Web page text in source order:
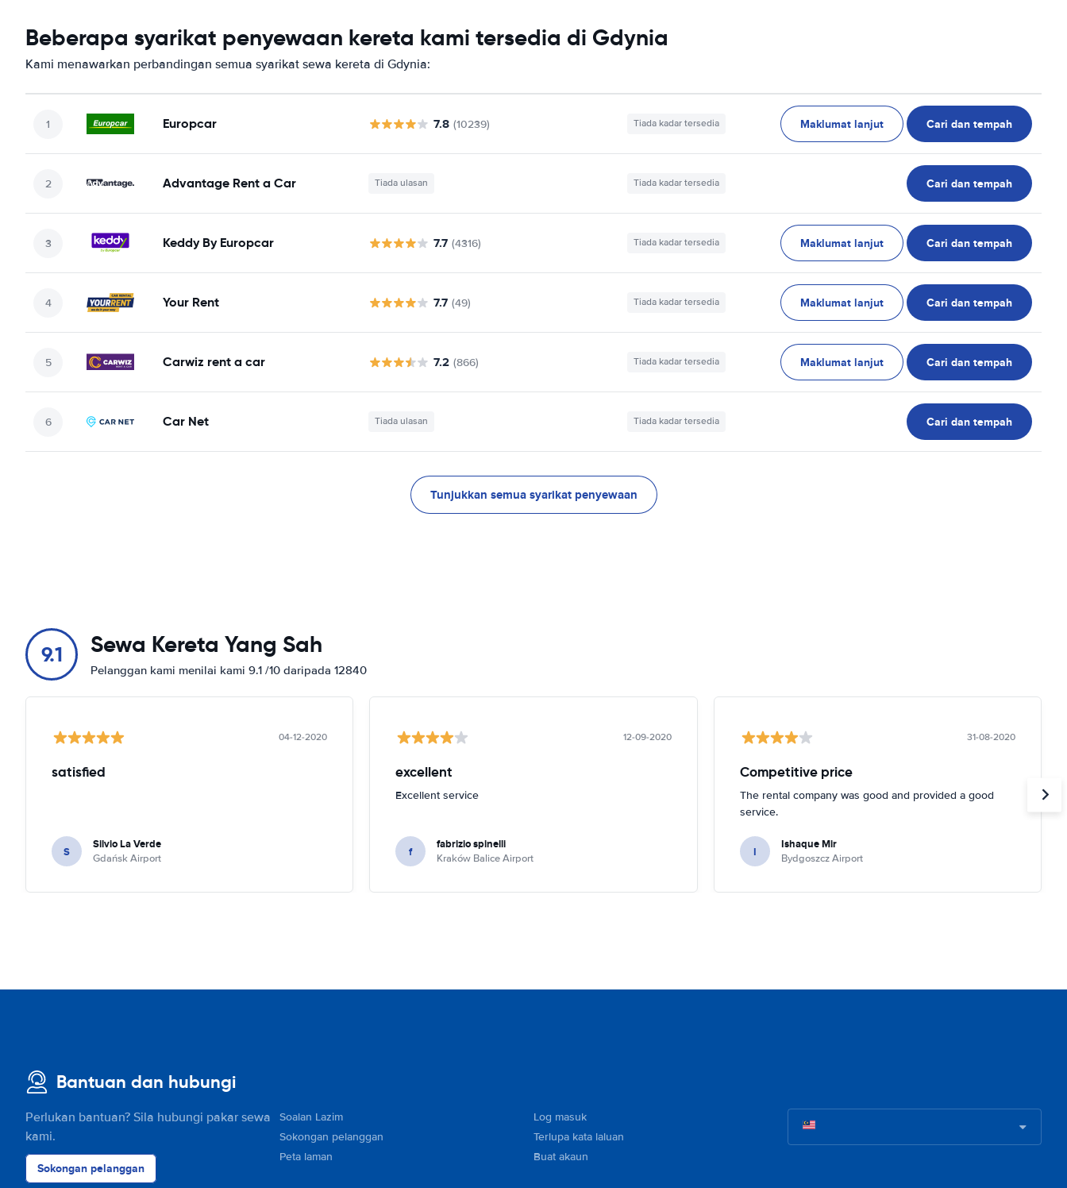
Beberapa syarikat penyewaan kereta kami tersedia di Gdynia
Kami menawarkan perbandingan semua syarikat sewa kereta di Gdynia:
Europcar 7.8 (10239) Tiada kadar tersedia Maklumat lanjut Cari dan tempah
Advantage Rent a Car Tiada ulasan Tiada kadar tersedia Cari dan tempah
Keddy By Europcar 7.7 (4316) Tiada kadar tersedia Maklumat lanjut Cari dan tempah
Your Rent 7.7 (49) Tiada kadar tersedia Maklumat lanjut Cari dan tempah
Carwiz rent a car 7.2 (866) Tiada kadar tersedia Maklumat lanjut Cari dan tempah
Car Net Tiada ulasan Tiada kadar tersedia Cari dan tempah
Tunjukkan semua syarikat penyewaan
9.1 Sewa Kereta Yang Sah
Pelanggan kami menilai kami 9.1 /10 daripada 12840
04-12-2020
satisfied
S Silvio La Verde
Gdańsk Airport
12-09-2020
excellent
Excellent service
f fabrizio spinelli
Kraków Balice Airport
31-08-2020
Competitive price
The rental company was good and provided a good
service.
I Ishaque Mir
Bydgoszcz Airport
Bantuan dan hubungi
Perlukan bantuan? Sila hubungi pakar sewa
kami.
Sokongan pelanggan
Soalan Lazim
Sokongan pelanggan
Peta laman
Log masuk
Terlupa kata laluan
Buat akaun